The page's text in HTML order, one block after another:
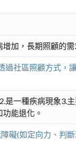
加，長期照顧的
社區照顧方式，
是一種疾病現象3.
能退化。
礙(如定向力、判